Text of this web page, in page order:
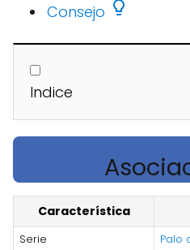
Consejo
Indice
Característica
Serie
Palo